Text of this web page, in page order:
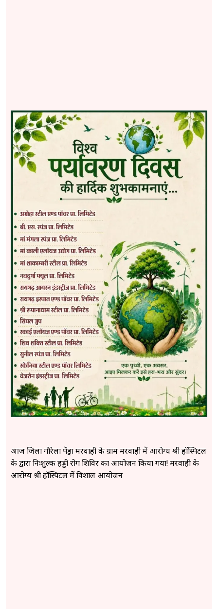
​आज जिला गौरेला पेंड्रा मरवाही के ग्राम मरवाही में आरोग्य श्री हॉस्पिटल
के द्वारा निःशुल्क हड्डी रोग शिविर का आयोजन किया गया! मरवाही के
आरोग्य श्री हॉस्पिटल में विशाल आयोजन